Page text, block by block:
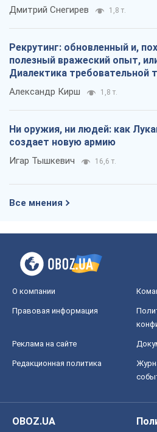
российских оккупантов
Дмитрий Снегирев 1,8 т.
Рекрутинг: обновленный и,
полезный вражеский опыт,
Диалектика требовательной
Александр Кирш 1,8 т.
Ни оружия, ни людей: как
создает новую армию
Игар Тышкевич 16,6 т.
Все мнения
О компании
Правовая информация
Реклама на сайте
Редакционная политика
OBOZ.UA